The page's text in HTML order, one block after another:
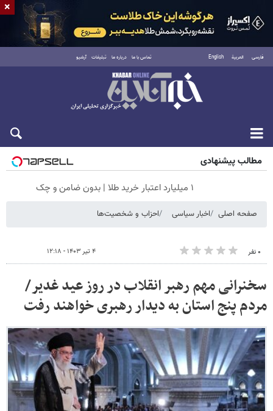
فارسی العربية English تماس با ما درباره ما تبلیغات آرشیو
جمعه ۱۶ مرداد ۱۴۰۵
مطالب پیشنهادی
۱ میلیارد اعتبار خرید طلا | بدون ضامن و چک
صفحه اصلی اخبار سیاسی احزاب و شخصیت‌ها
۰ نفر ۴ تیر ۱۴۰۳ - ۱۲:۱۸
سخنرانی مهم رهبر انقلاب در روز عید غدیر/
مردم پنج استان به دیدار رهبری خواهند رفت
×